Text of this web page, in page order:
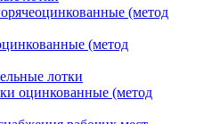
(метод
(метод
лотки
оцинкованные (метод